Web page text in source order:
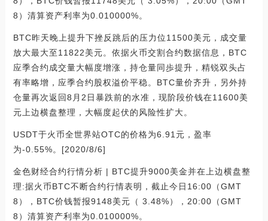
8）清算资产利率为0.010000%。
BTC昨天晚上提升下挫反跳后的压力位11500美元，成交量
放大最大至11822美元。依据火币交割合约数据信息，BTC
应季合约成交量大幅度增涨，持仓量同歩提升，精锐双头占
有率略增，应季合约股权溢价平稳。BTC量价齐升，另外持
仓量再次返回8月2日暴跌前的水准，现阶段价钱在11600美
元上边横盘整理，大幅度起伏的风险性扩大。
USDT于火币全世界站OTC的价格为6.91元，盈率
为-0.55%。[2020/8/6]
金色财经合约行情分析 | BTC提升9000美金并在上边横盘整
理:据火币BTC不断合约行情表明，截止今日16:00（GMT
8），BTC价钱暂报9148美元（ 3.48%），20:00（GMT
8）清算资产利率为0.010000%。